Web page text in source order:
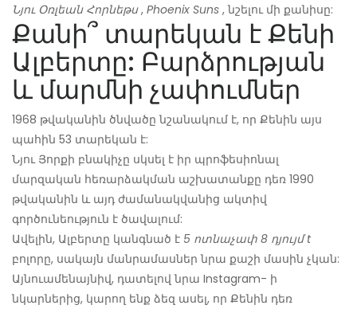
Նյու Օռլեան Հորնեթս, Phoenix Suns , նշելու մի քանիսը:
Քանի՞ տարեկան է Քենի
Ալբերտը: Բարձրության
և մարմնի չափումներ
1968 թվականին ծնվածը նշանակում է, որ Քենին այս
պահին 53 տարեկան է:
Նյու Յորքի բնակիչը սկսել է իր պրոֆեսիոնալ
մարզական հեռարձակման աշխատանքը դեռ 1990
թվականին և այդ ժամանակվանից ակտիվ
գործունեություն է ծավալում:
Ավելին, Ալբերտը կանգնած է 5 ոտնաչափ 8 դյույմ t
բոլորը, սակայն մանրամասներ նրա քաշի մասին չկան:
Այնուամենայնիվ, դատելով նրա Instagram- ի
նկարներից, կարող ենք ձեզ ասել, որ Քենին դեռ